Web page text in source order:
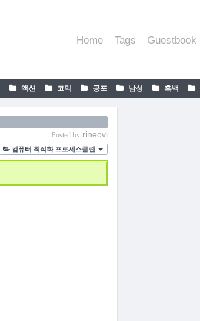
Home Tags Guestbook
액션 코믹 공포 남성 흑백
Posted byrineovi
컴퓨터 최적화 프로세스클린